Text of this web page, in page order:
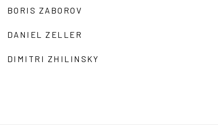
BORIS ZABOROV
DANIEL ZELLER
DIMITRI ZHILINSKY